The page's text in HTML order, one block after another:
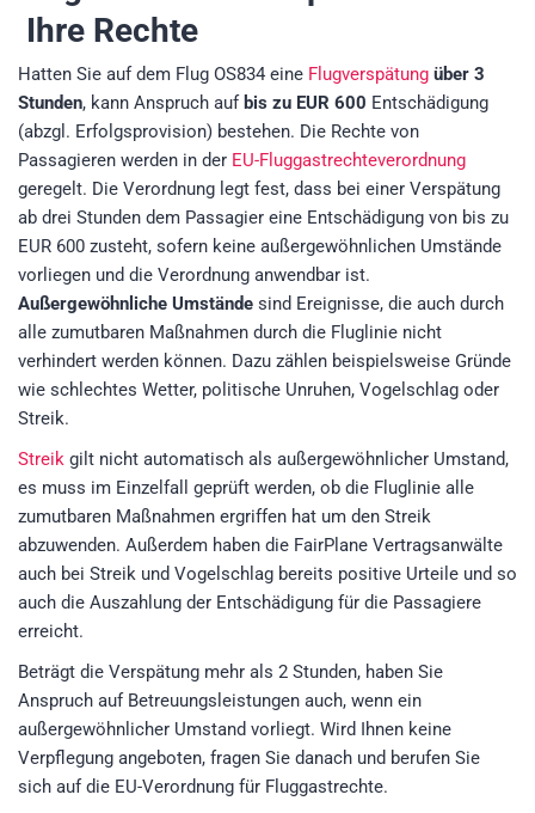
Ihre Rechte
Hatten Sie auf dem Flug OS834 eine Flugverspätung über 3
Stunden, kann Anspruch auf bis zu EUR 600 Entschädigung
(abzgl. Erfolgsprovision) bestehen. Die Rechte von
Passagieren werden in der EU-Fluggastrechteverordnung
geregelt. Die Verordnung legt fest, dass bei einer Verspätung
ab drei Stunden dem Passagier eine Entschädigung von bis zu
EUR 600 zusteht, sofern keine außergewöhnlichen Umstände
vorliegen und die Verordnung anwendbar ist.
Außergewöhnliche Umstände sind Ereignisse, die auch durch
alle zumutbaren Maßnahmen durch die Fluglinie nicht
verhindert werden können. Dazu zählen beispielsweise Gründe
wie schlechtes Wetter, politische Unruhen, Vogelschlag oder
Streik.
Streik gilt nicht automatisch als außergewöhnlicher Umstand,
es muss im Einzelfall geprüft werden, ob die Fluglinie alle
zumutbaren Maßnahmen ergriffen hat um den Streik
abzuwenden. Außerdem haben die FairPlane Vertragsanwälte
auch bei Streik und Vogelschlag bereits positive Urteile und so
auch die Auszahlung der Entschädigung für die Passagiere
erreicht.
Beträgt die Verspätung mehr als 2 Stunden, haben Sie
Anspruch auf Betreuungsleistungen auch, wenn ein
außergewöhnlicher Umstand vorliegt. Wird Ihnen keine
Verpflegung angeboten, fragen Sie danach und berufen Sie
sich auf die EU-Verordnung für Fluggastrechte.